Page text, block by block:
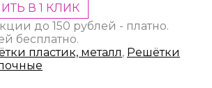
В 1 КЛИК
до 150 рублей - платно.
бесплатно.
пластик, металл, Решётки